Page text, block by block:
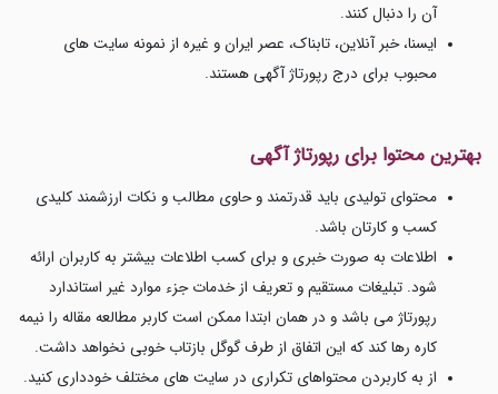
آن را دنبال کنند.
ایسنا، خبر آنلاین، تابناک، عصر ایران و غیره از نمونه سایت های
محبوب برای درج رپورتاژ آگهی هستند.
بهترین محتوا برای رپورتاژ آگهی
محتوای تولیدی باید قدرتمند و حاوی مطالب و نکات ارزشمند کلیدی
کسب و کارتان باشد.
اطلاعات به صورت خبری و برای کسب اطلاعات بیشتر به کاربران ارائه
شود. تبلیغات مستقیم و تعریف از خدمات جزء موارد غیر استاندارد
رپورتاژ می باشد و در همان ابتدا ممکن است کاربر مطالعه مقاله را نیمه
کاره رها کند که این اتفاق از طرف گوگل بازتاب خوبی نخواهد داشت.
از به کاربردن محتواهای تکراری در سایت های مختلف خودداری کنید.